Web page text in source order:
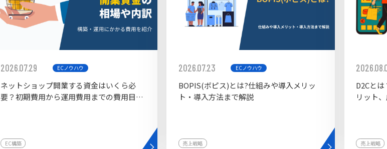
2026.07.29 ECノウハウ
ネットショップ開業する資金はいくら必
要？初期費用から運用費用までの費用目安
EC構築
2026.07.23 ECノウハウ
BOPIS(ボピス)とは?仕組みや導入メリッ
ト・導入方法まで解説
売上戦略
D2Cと
リット
売上戦略